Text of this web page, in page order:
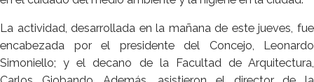
La actividad, desarrollada en la mañana de este jueves, fue
encabezada por el presidente del Concejo, Leonardo
Simoniello; y el decano de la Facultad de Arquitectura,